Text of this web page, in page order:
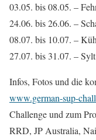
03.05. bis 08.05. –
24.06. bis 26.06. –
08.07. bis 10.07. –
27.07. bis 31.07. –
Infos, Fotos und die
www.german-sup-
Challenge und zum
RRD, JP Australia,